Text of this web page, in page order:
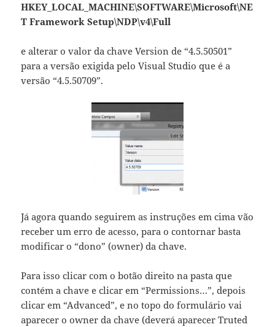
HKEY_LOCAL_MACHINE\SOFTWARE\Microsoft\NE
T Framework Setup\NDP\v4\Full
e alterar o valor da chave Version de “4.5.50501”
para a versão exigida pelo Visual Studio que é a
versão “4.5.50709”.
Já agora quando seguirem as instruções em cima vão
receber um erro de acesso, para o contornar basta
modificar o “dono” (owner) da chave.
Para isso clicar com o botão direito na pasta que
contém a chave e clicar em “Permissions…”, depois
clicar em “Advanced”, e no topo do formulário vai
aparecer o owner da chave (deverá aparecer Truted